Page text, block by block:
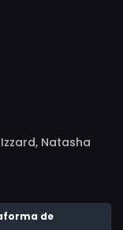
Natasha
Jana
Lovett,
Blackmore, Lisa
de